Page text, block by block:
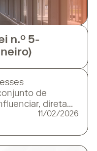
n.º 5-
de
direta
e execução
e
que a nova lei,
11/02/2026